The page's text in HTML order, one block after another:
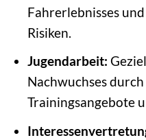
Fahrerlebnisses
Risiken.
Jugendarbeit:
Nachwuchses
Trainingsangebote